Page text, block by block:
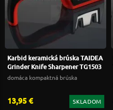
Karbid keramická brúska TAIDEA
Grinder Knife Sharpener TG1503
domáca kompaktná brúska
13,95 € SKLADOM